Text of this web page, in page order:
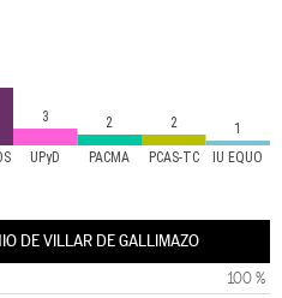
UPyD PACMA PCAS-TC IU EQUO
3 2 2 1
DE VILLAR DE GALLIMAZO
100 %